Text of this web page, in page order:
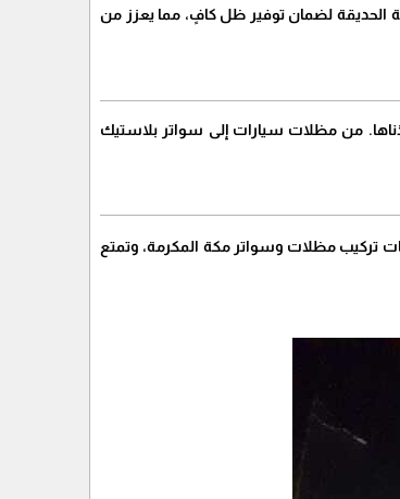
الحديقة لضمان توفير ظل كافٍ، مما يعزز من
من مظلات سيارات إلى سواتر بلاستيك
تركيب مظلات وسواتر مكة المكرمة، وتمتع